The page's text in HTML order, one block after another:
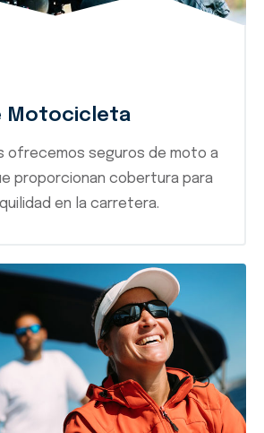
Motocicleta
ofrecemos seguros de moto a
proporcionan cobertura para
en la carretera.